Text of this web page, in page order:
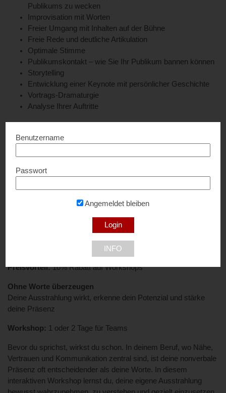
Publikums zu wecken
Improvisation mit Worten
Freier Umgang mit Inhalten auf der Bühne
Freie Rede und deutliche Artikulation
Optimale Stimme
Publikumskontakt – wie Sie Ihr Publikum bannen können
Storytelling
Entwicklung einer Keynote mit persönlicher Geschichte
Vortrags-Dramaturgie
Analyse Ihrer Auftritte
Wie erhalte ich den Preisvorteil?
Nenne denPreisvorteilund zeige deineMitgliedskartevor Ort
her.
Alternativ:Sende eine Mail und gebe den
Preisvorteilund deineMitgliedskartean.
bis auf Widerruf.
Nicht mit anderen Aktionen kombinierbar.
Preisvorteil:10% Rabatt auf Workshops
Ohne Worte überzeugen
Deine Ausstrahlung wirkt, erkenne dein Potenzial und stärke
deine Präsenz
Workshop: 1 oder 2 Tage für Teams
Bevor du sprichst, wirkst du schon. In deinem Beruf, wo Nähe,
Vertrauen und Kommunikation zentral sind, ist deine nonverbale
Präsenz oft entscheidender als deine Worte. In diesem
interaktiven Workshop lernst du, deine eigene Ausstrahlung
Benutzername
Passwort
Angemeldet bleiben
INFO